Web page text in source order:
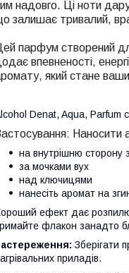
надовго. Ці ноти
залишає тривалий,
Цей парфум створений
впевненості,
який стане
Denat, Aqua, Parfum
Наносити
на внутрішню сторону
за мочками вух
над ключицями
нанесіть аромат на
ефект дає
флакон занадто
Зберігати
приладів.